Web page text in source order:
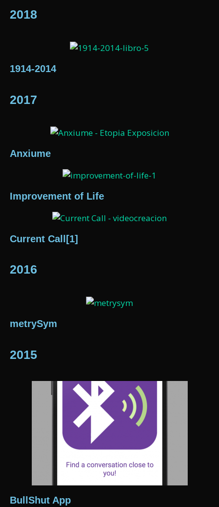
2018
1914-2014
2017
Anxiume
Improvement of Life
Current Call[1]
2016
metrySym
2015
BullShut App